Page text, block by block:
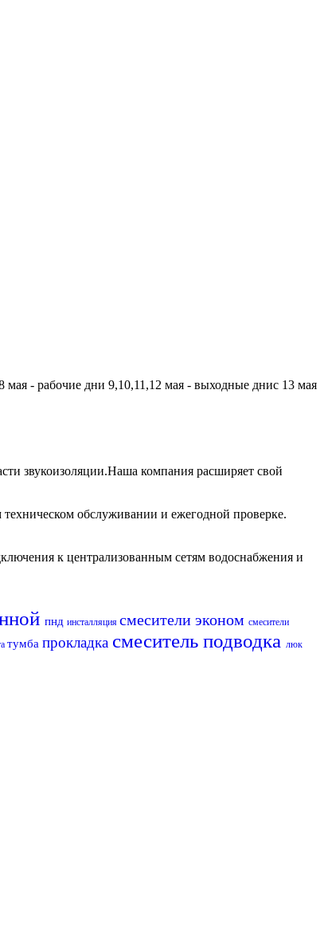
- рабочие дни 9,10,11,12 мая - выходные днис 13 мая
звукоизоляции.Наша компания расширяет свой
обслуживании и ежегодной проверке.
к централизованным сетям водоснабжения и
пнд инсталляция смесители эконом смесители
тумба прокладка смеситель подводка люк